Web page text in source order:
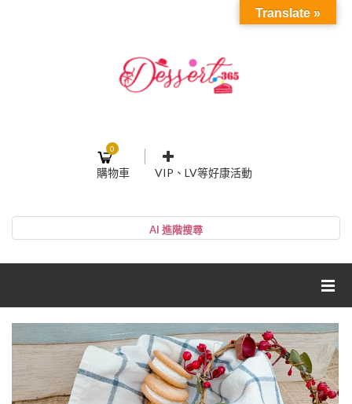
0
購物車 VIP、LV等好康活動
帳號
記住我
網紅媽咪蛋糕心得分享
粉絲好康
加入甜點廚師接單平台
Translate »